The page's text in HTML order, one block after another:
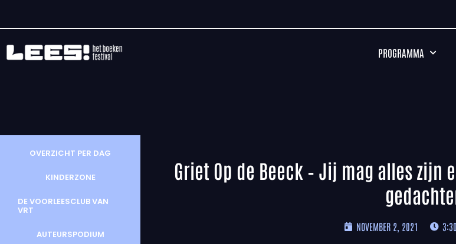
PROGRAMMA
OVERZICHT PER DAG
KINDERZONE
DE VOORLEESCLUB VAN
VRT
AUTEURSPODIUM
Griet Op de Beeck – Jij mag alles zijn
NOVEMBER 2, 2021